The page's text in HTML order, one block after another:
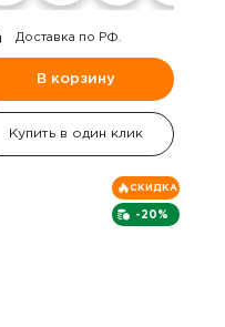
Доставка по РФ.
В корзину
Купить в один клик
-20%
СКИДКА